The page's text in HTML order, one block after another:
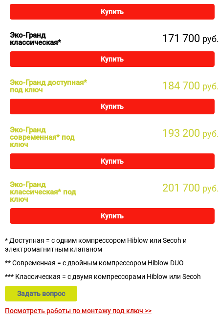
Купить
171 700 руб.
Эко-Гранд
классическая*
Купить
184 700 руб.
Эко-Гранд доступная*
под ключ
Купить
193 200 руб.
Эко-Гранд
современная* под
ключ
Купить
201 700 руб.
Эко-Гранд
классическая* под
ключ
Купить
* Доступная = с одним компрессором Hiblow или Secoh и
электромагнитным клапаном
** Современная = с двойным компрессором Hiblow DUO
*** Классическая = с двумя компрессорами Hiblow или Secoh
Задать вопрос
Посмотреть работы по монтажу под ключ >>